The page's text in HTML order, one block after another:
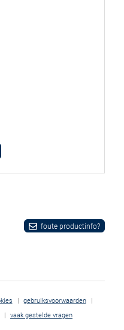
foute productinfo?
| gebruiksvoorwaarden
|
| vaak gestelde vragen